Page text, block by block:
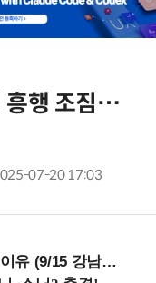
흥행 조짐…
07-20 17:03
(9/15 강남역)